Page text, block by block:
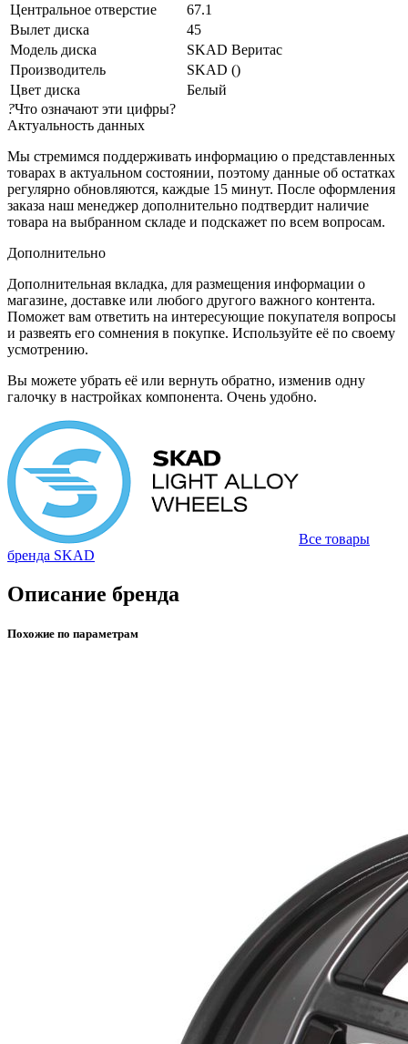
Центральное отверстие
67.1
Вылет диска
45
Модель диска
SKAD Веритас
Производитель
SKAD ()
Цвет диска
Белый
?Что означают эти цифры?
Актуальность данных
Мы стремимся поддерживать информацию о представленных
товарах в актуальном состоянии, поэтому данные об остатках
регулярно обновляются, каждые 15 минут. После оформления
заказа наш менеджер дополнительно подтвердит наличие
товара на выбранном складе и подскажет по всем вопросам.
Дополнительно
Дополнительная вкладка, для размещения информации о
магазине, доставке или любого другого важного контента.
Поможет вам ответить на интересующие покупателя вопросы
и развеять его сомнения в покупке. Используйте её по своему
усмотрению.
Вы можете убрать её или вернуть обратно, изменив одну
галочку в настройках компонента. Очень удобно.
Все товары
бренда SKAD
Описание бренда
Похожие по параметрам